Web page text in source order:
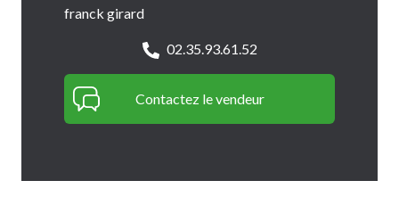
franck girard
02.35.93.61.52
Contactez le vendeur